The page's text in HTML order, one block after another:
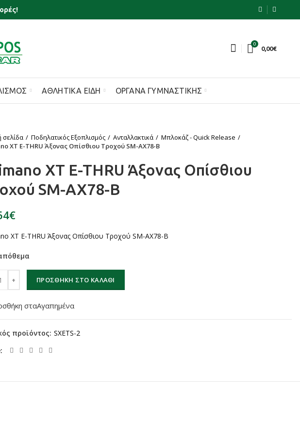
0
0,00€
ΑΘΛΗΤΙΚΆ ΕΊΔΗ ΌΡΓΑΝΑ ΓΥΜΝΑΣΤΙΚΉΣ
σελίδα Ποδηλατικός Εξοπλισμός Ανταλλακτικά
Μπλοκάζ - Quick Release
XT E-THRU Άξονας Οπίσθιου Τροχού SM-AX78-B
XT E-THRU Άξονας Οπίσθιου
SM-AX78-B
€
XT E-THRU Άξονας Οπίσθιου Τροχού SM-AX78-B
ΠΡΟΣΘΉΚΗ ΣΤΟ ΚΑΛΆΘΙ
σταΑγαπημένα
προϊόντος: SXETS-2